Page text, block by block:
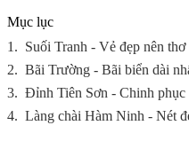
Mục lục
1. Suối Tranh - Vẻ đẹp nên
2. Bãi Trường - Bãi biển dài
3. Đỉnh Tiên Sơn - Chinh
4. Làng chài Hàm Ninh - Nét